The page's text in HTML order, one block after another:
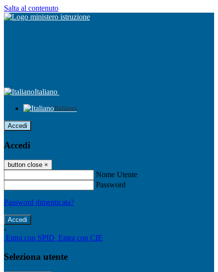
Salta al contenuto
Italiano
Italiano
Accedi
Accedi
button close ×
Nome Utente
Password
Password dimenticata?
-
Entra con SPID Entra con CIE
Seleziona utente